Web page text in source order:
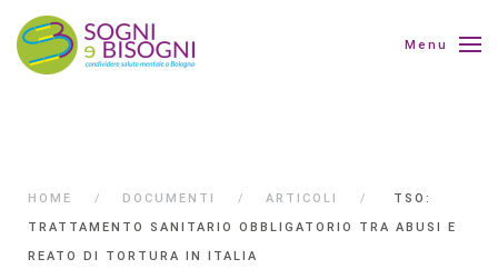
Menu
HOME DOCUMENTI ARTICOLI
TSO:
TRATTAMENTO SANITARIO OBBLIGATORIO TRA ABUSI E
REATO DI TORTURA IN ITALIA